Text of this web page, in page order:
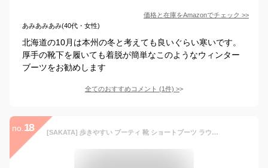
価格と在庫をAmazonでチェック >>
あみあみあみ(40代・女性)
北海道の10月は本州の冬と考えても良いぐらい寒いです。
厚手の靴下を履いても着脱が簡単なこのようなウィンター
ブーツをお勧めします
全てのおすすめコメント (1件) >
no. 18 [SAKATA] 歩きやすい ブーティ 靴 ショートブーツ ラウンドトゥ black 25.5cm